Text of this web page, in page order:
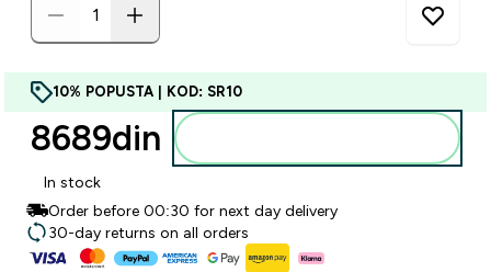
10% POPUSTA | KOD: SR10
8689din‎
In stock
Order before 00:30 for next day delivery
30-day returns on all orders